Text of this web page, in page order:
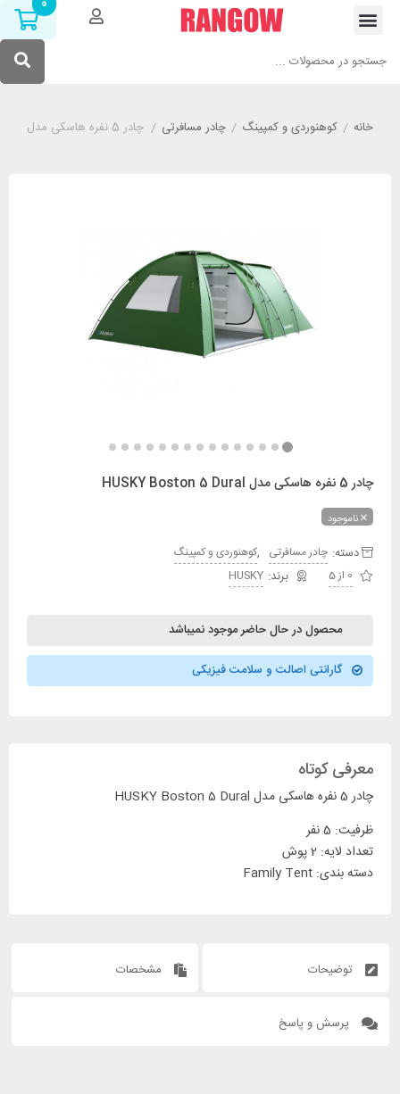
خانه/ کوهنوردی و کمپینگ/ چادر مسافرتی/ چادر 5 نفره هاسکی مدل HUSKY Boston 5 Dural
چادر 5 نفره هاسکی مدل HUSKY Boston 5 Dural
ناموجود
دسته: چادر مسافرتی
کوهنوردی و کمپینگ
0 از 5
HUSKY
محصول در حال حاضر موجود نمیباشد
گارانتی اصالت و سلامت فیزیکی
معرفی کوتاه
چادر 5 نفره هاسکی مدل HUSKY Boston 5 Dural
ظرفیت: 5 نفر
تعداد لایه: 2 پوش
دسته بندی: Family Tent
توضیحات مشخصات
پرسش و پاسخ